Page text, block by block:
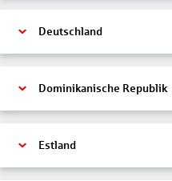
Deutschland
Dominikanische Republik
Estland